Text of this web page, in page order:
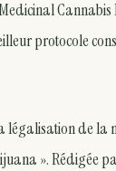
Cannabis
protocole
légalisation de
». Rédigée